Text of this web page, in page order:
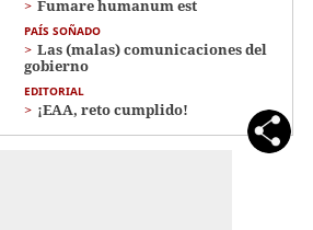
Fumare humanum est
PAÍS SOÑADO
Las (malas) comunicaciones del
gobierno
EDITORIAL
¡EAA, reto cumplido!